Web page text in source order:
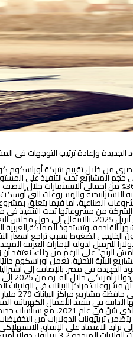
الجديدة وإعادة ترتيب التوجهات في
من خلال تقييمشركةأوراسكوم
حجم المشاريع تحت التنفيذ على
والمشروعات التي
الصناعية. أما فيما
الربح.” على الرغم من ذلك،
البنية التحتية. تعمل
الجديدة في مصر. بالإضافة إلى
مشروعات مراكز البيانات في
في تنفيذ الأعمال
على البنية التحتية في الولايات
تريليونات الدولارات من
تزايد الاعتماد على الإنفاق